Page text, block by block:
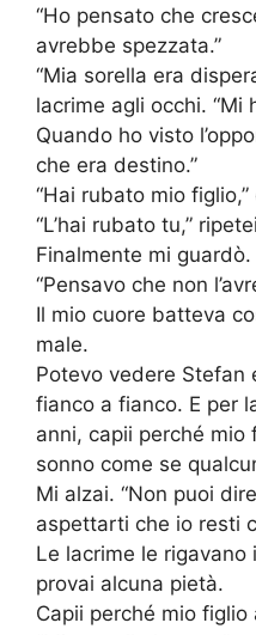
“Ho pensato che
avrebbe spezzata.”
“Mia sorella era
lacrime agli occhi. “Mi
Quando ho visto
che era destino.”
“Hai rubato mio figlio,”
“L’hai rubato tu,”
Finalmente mi guardò.
“Pensavo che non
Il mio cuore batteva
male.
Potevo vedere Stefan
fianco a fianco. E per
anni, capii perché mio
sonno come se
Mi alzai. “Non puoi
aspettarti che io resti
Le lacrime le rigavano
provai alcuna pietà.
Capii perché mio